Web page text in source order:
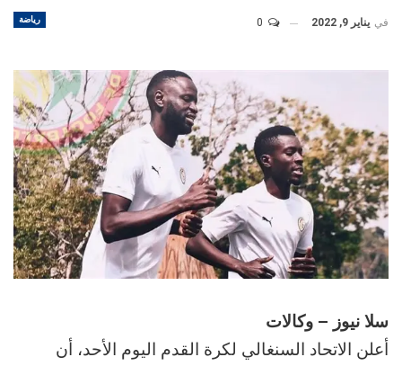
رياضة في يناير 9, 2022
سلا نيوز – وكالات
أعلن الاتحاد السنغالي لكرة القدم اليوم الأحد، أن